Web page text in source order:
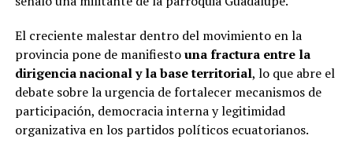
El creciente malestar dentro del movimiento en la
provincia pone de manifiestouna fractura entre la
dirigencia nacional y la base territorial, lo que abre el
debate sobre la urgencia de fortalecer mecanismos de
participación, democracia interna y legitimidad
organizativa en los partidos políticos ecuatorianos.